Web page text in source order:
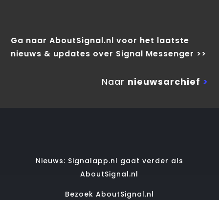
Ga naar AboutSignal.nl voor het laatste
nieuws & updates over Signal Messenger >>
Naar nieuwsarchief >
Nieuws: Signalapp.nl gaat verder als
AboutSignal.nl
Bezoek AboutSignal.nl